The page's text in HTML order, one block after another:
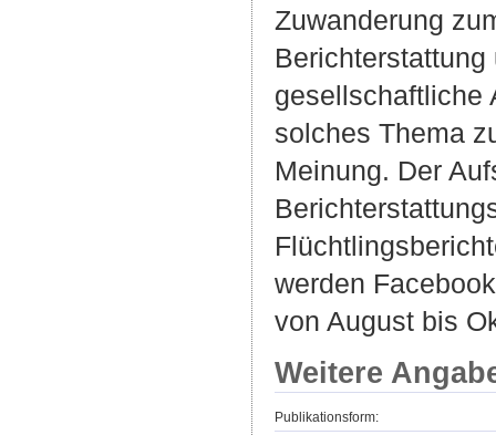
Zuwanderung
gesellschaftliche
solches Thema
Meinung. Der
werden
von August bis
Weitere
Publikationsform: